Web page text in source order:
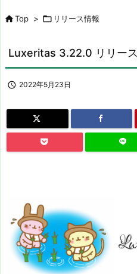
Top >  リリース情報
Luxeritas 3.22.0 リリース
 2022年5月23日